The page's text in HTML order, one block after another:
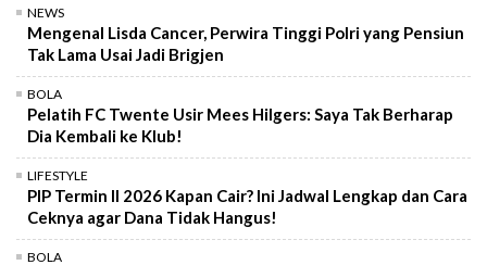
NEWS
Mengenal Lisda Cancer, Perwira Tinggi Polri yang Pensiun
Tak Lama Usai Jadi Brigjen
BOLA
Pelatih FC Twente Usir Mees Hilgers: Saya Tak Berharap
Dia Kembali ke Klub!
LIFESTYLE
PIP Termin II 2026 Kapan Cair? Ini Jadwal Lengkap dan Cara
Ceknya agar Dana Tidak Hangus!
BOLA